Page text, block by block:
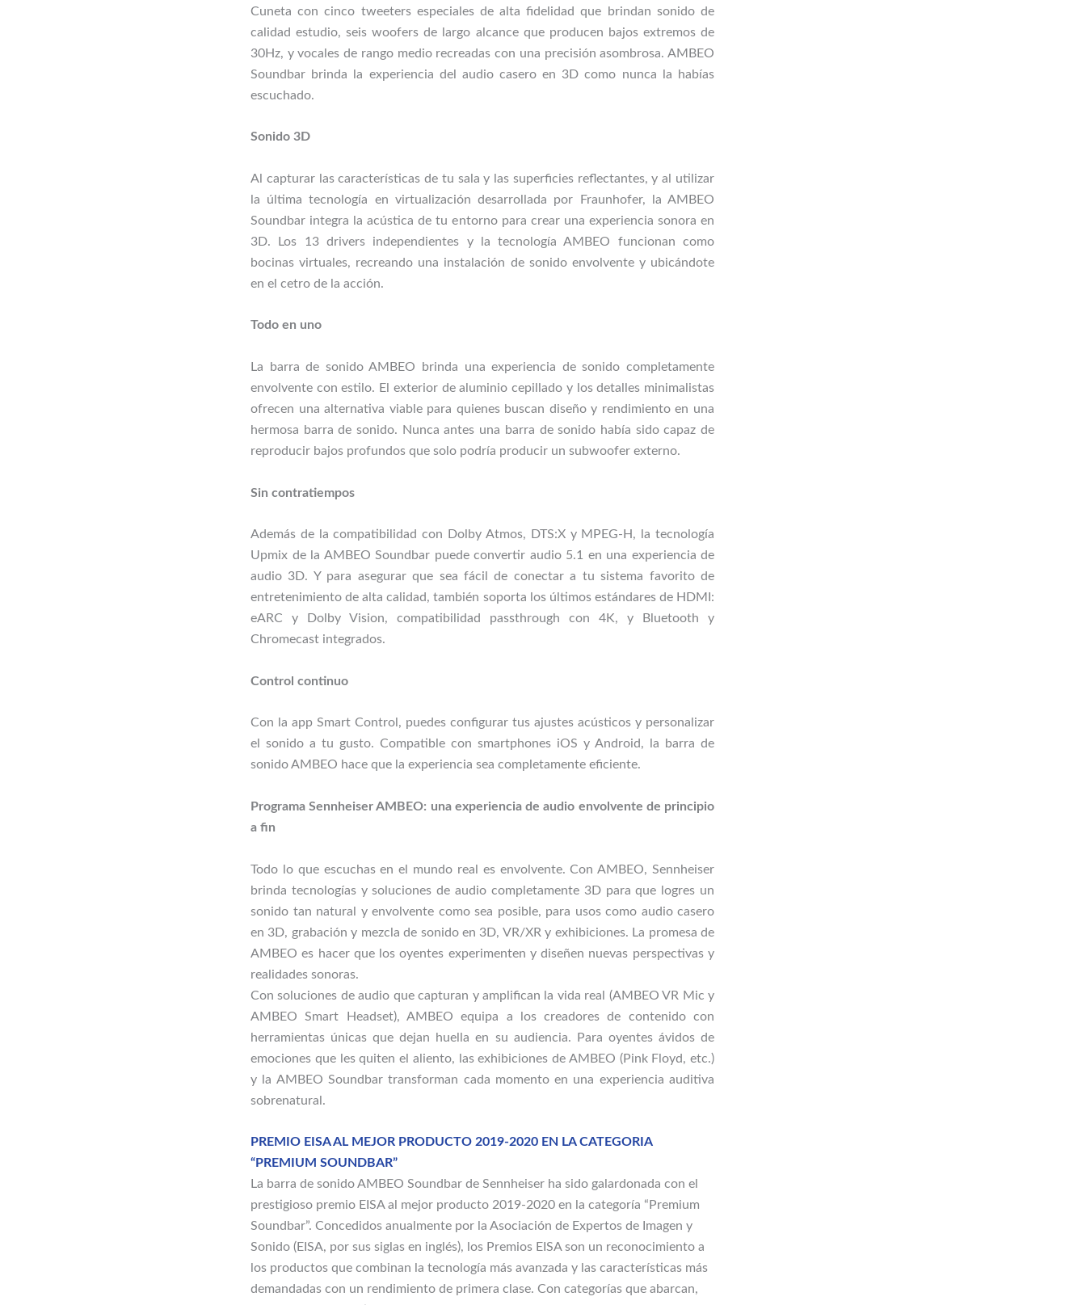
Cuneta con cinco tweeters especiales de alta fidelidad que brindan sonido de
calidad estudio, seis woofers de largo alcance que producen bajos extremos de
30Hz, y vocales de rango medio recreadas con una precisión asombrosa. AMBEO
Soundbar brinda la experiencia del audio casero en 3D como nunca la habías
escuchado.
Sonido 3D
Al capturar las características de tu sala y las superficies reflectantes, y al utilizar
la última tecnología en virtualización desarrollada por Fraunhofer, la AMBEO
Soundbar integra la acústica de tu entorno para crear una experiencia sonora en
3D. Los 13 drivers independientes y la tecnología AMBEO funcionan como
bocinas virtuales, recreando una instalación de sonido envolvente y ubicándote
en el cetro de la acción.
Todo en uno
La barra de sonido AMBEO brinda una experiencia de sonido completamente
envolvente con estilo. El exterior de aluminio cepillado y los detalles minimalistas
ofrecen una alternativa viable para quienes buscan diseño y rendimiento en una
hermosa barra de sonido. Nunca antes una barra de sonido había sido capaz de
reproducir bajos profundos que solo podría producir un subwoofer externo.
Sin contratiempos
Además de la compatibilidad con Dolby Atmos, DTS:X y MPEG-H, la tecnología
Upmix de la AMBEO Soundbar puede convertir audio 5.1 en una experiencia de
audio 3D. Y para asegurar que sea fácil de conectar a tu sistema favorito de
entretenimiento de alta calidad, también soporta los últimos estándares de HDMI:
eARC y Dolby Vision, compatibilidad passthrough con 4K, y Bluetooth y
Chromecast integrados.
Control continuo
Con la app Smart Control, puedes configurar tus ajustes acústicos y personalizar
el sonido a tu gusto. Compatible con smartphones iOS y Android, la barra de
sonido AMBEO hace que la experiencia sea completamente eficiente.
Programa Sennheiser AMBEO: una experiencia de audio envolvente de principio
a fin
Todo lo que escuchas en el mundo real es envolvente. Con AMBEO, Sennheiser
brinda tecnologías y soluciones de audio completamente 3D para que logres un
sonido tan natural y envolvente como sea posible, para usos como audio casero
en 3D, grabación y mezcla de sonido en 3D, VR/XR y exhibiciones. La promesa de
AMBEO es hacer que los oyentes experimenten y diseñen nuevas perspectivas y
realidades sonoras.
Con soluciones de audio que capturan y amplifican la vida real (AMBEO VR Mic y
AMBEO Smart Headset), AMBEO equipa a los creadores de contenido con
herramientas únicas que dejan huella en su audiencia. Para oyentes ávidos de
emociones que les quiten el aliento, las exhibiciones de AMBEO (Pink Floyd, etc.)
y la AMBEO Soundbar transforman cada momento en una experiencia auditiva
sobrenatural.
PREMIO EISA AL MEJOR PRODUCTO 2019-2020 EN LA CATEGORIA
“PREMIUM SOUNDBAR”
La barra de sonido AMBEO Soundbar de Sennheiser ha sido galardonada con el
prestigioso premio EISA al mejor producto 2019-2020 en la categoría “Premium
Soundbar”. Concedidos anualmente por la Asociación de Expertos de Imagen y
Sonido (EISA, por sus siglas en inglés), los Premios EISA son un reconocimiento a
los productos que combinan la tecnología más avanzada y las características más
demandadas con un rendimiento de primera clase. Con categorías que abarcan,